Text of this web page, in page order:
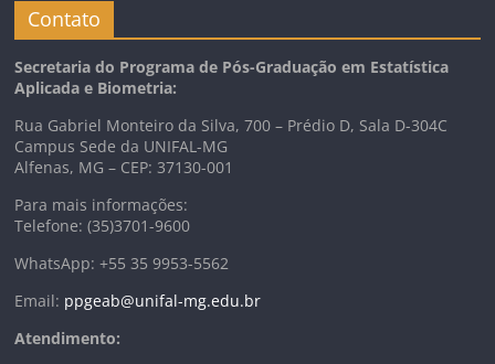
Contato
Secretaria do Programa de Pós-Graduação em Estatística
Aplicada e Biometria:
Rua Gabriel Monteiro da Silva, 700 – Prédio D, Sala D-304C
Campus Sede da UNIFAL-MG
Alfenas, MG – CEP: 37130-001
Para mais informações:
Telefone: (35)3701-9600
WhatsApp: +55 35 9953-5562
Email: ppgeab@unifal-mg.edu.br
Atendimento: